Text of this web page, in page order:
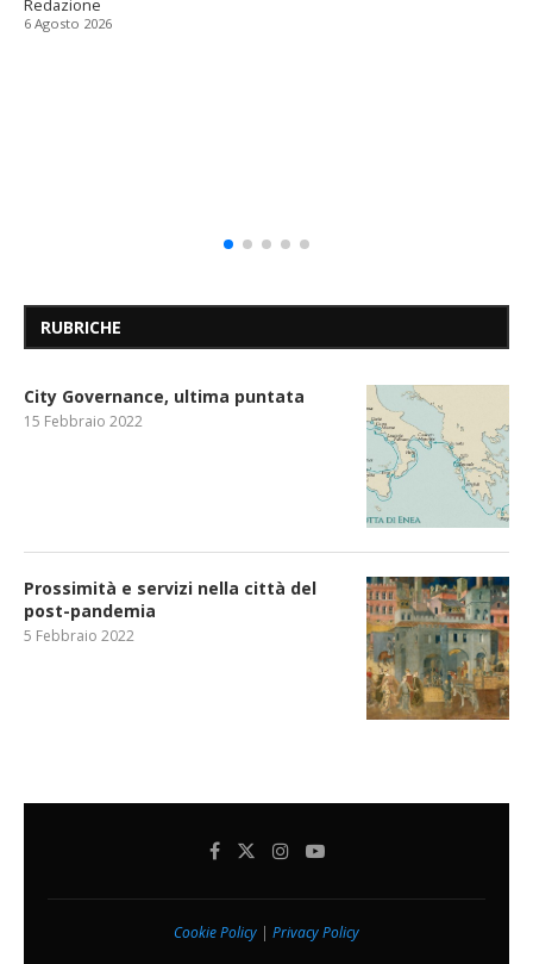
Redazione
6 Agosto 2026
RUBRICHE
City Governance, ultima puntata
15 Febbraio 2022
Prossimità e servizi nella città del
post-pandemia
5 Febbraio 2022
Cookie Policy | Privacy Policy